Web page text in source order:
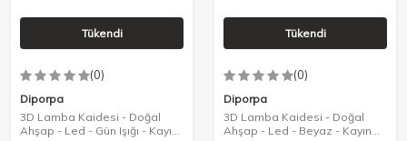
Tükendi
(0)
Diporpa
3D Lamba Kaidesi - Doğal
Ahşap - Led - Gün Işığı - Kayın
Tükendi
(0)
Diporpa
3D Lamba Kaidesi - Doğal
Ahşap - Led - Beyaz - Kayın